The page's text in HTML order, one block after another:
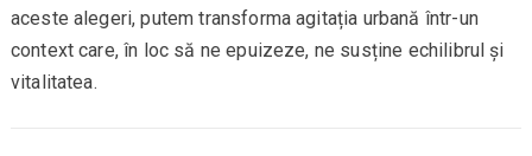
aceste alegeri, putem transforma agitația urbană într-un
context care, în loc să ne epuizeze, ne susține echilibrul și
vitalitatea.